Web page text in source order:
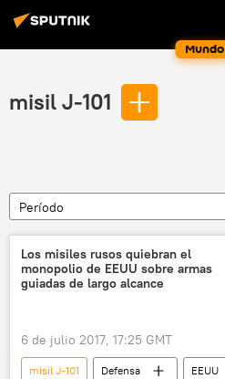
Mundo
misil J-101
Período
Los misiles rusos quiebran el
monopolio de EEUU sobre armas
guiadas de largo alcance
6 de julio 2017, 17:25 GMT
misil J-101 Defensa
EEUU